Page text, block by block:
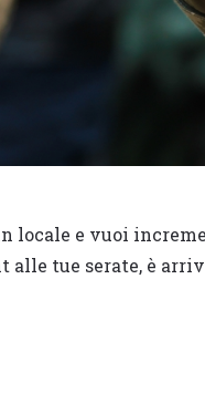
locale e vuoi
alle tue serate, è